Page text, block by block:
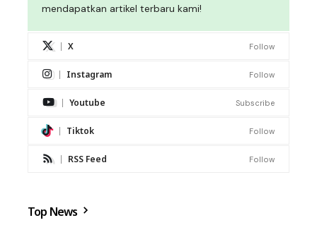
mendapatkan artikel terbaru kami!
X Follow
Instagram Follow
Youtube Subscribe
Tiktok Follow
RSS Feed Follow
Top News